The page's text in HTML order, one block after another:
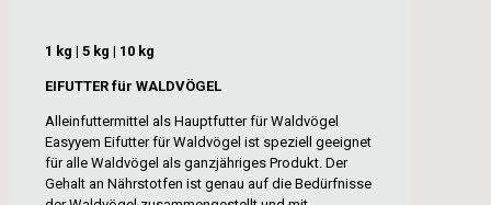
1 kg | 5 kg | 10 kg
EIFUTTER für WALDVÖGEL
Alleinfuttermittel als Hauptfutter für Waldvögel
Easyyem Eifutter für Waldvögel ist speziell geeignet
für alle Waldvögel als ganzjähriges Produkt. Der
Gehalt an Nährstotfen ist genau auf die Bedürfnisse